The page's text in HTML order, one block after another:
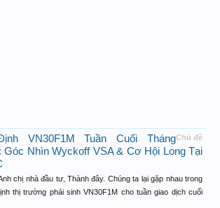
Chủ đề
VN30F1M Tuần Cuối Tháng
Góc Nhìn Wyckoff VSA & Cơ Hội Long Tại
chị nhà đầu tư, Thành đây. Chúng ta lại gặp nhau trong
thị trường phái sinh VN30F1M cho tuần giao dịch cuối